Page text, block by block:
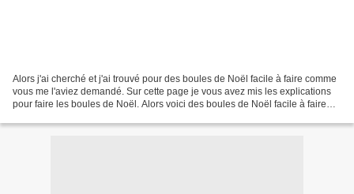
Alors j'ai cherché et j'ai trouvé pour des boules de Noël facile à faire comme
vous me l'aviez demandé. Sur cette page je vous avez mis les explications
pour faire les boules de Noël. Alors voici des boules de Noël facile à faire